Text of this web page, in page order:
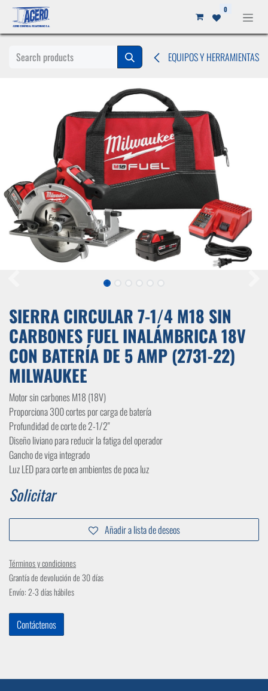
Ir al contenido 0
EQUIPOS Y HERRAMIENTAS
SIERRA CIRCULAR 7-1/4 M18 SIN
CARBONES FUEL INALÁMBRICA 18V
CON BATERÍA DE 5 AMP (2731-22)
MILWAUKEE
Motor sin carbones M18 (18V)
Proporciona 300 cortes por carga de batería
Profundidad de corte de 2-1/2"
Diseño liviano para reducir la fatiga del operador
Gancho de viga integrado
Luz LED para corte en ambientes de poca luz
Solicitar
Añadir a lista de deseos
Términos y condiciones
Grantía de devolución de 30 días
Envío: 2-3 días hábiles
Contáctenos